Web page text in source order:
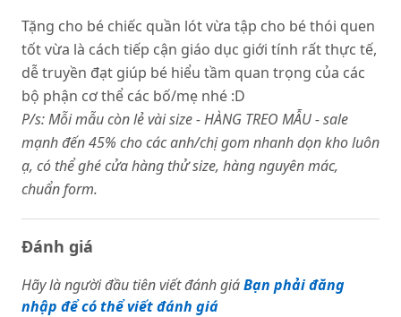
Tặng cho bé chiếc quần lót vừa tập cho bé thói quen
tốt vừa là cách tiếp cận giáo dục giới tính rất thực tế,
dễ truyền đạt giúp bé hiểu tầm quan trọng của các
bộ phận cơ thể các bố/mẹ nhé :D
P/s: Mỗi mẫu còn lẻ vài size - HÀNG TREO MẪU - sale
mạnh đến 45% cho các anh/chị gom nhanh dọn kho luôn
ạ, có thể ghé cửa hàng thử size, hàng nguyên mác,
chuẩn form.
Đánh giá
Hãy là người đầu tiên viết đánh giáBạn phải đăng
nhập để có thể viết đánh giá